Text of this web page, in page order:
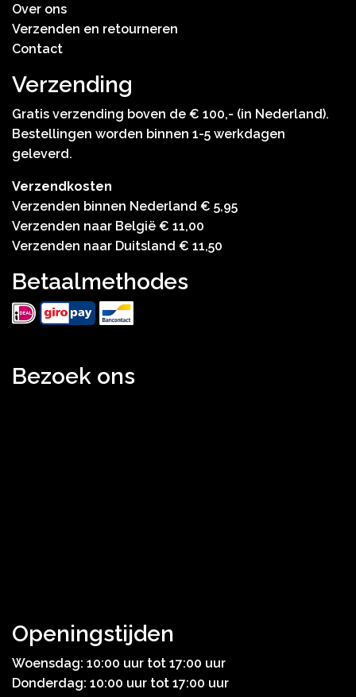
Over ons
Verzenden en retourneren
Contact
Verzending
Gratis verzending boven de € 100,- (in Nederland).
Bestellingen worden binnen 1-5 werkdagen
geleverd.
Verzendkosten
Verzenden binnen Nederland € 5,95
Verzenden naar België € 11,00
Verzenden naar Duitsland € 11,50
Betaalmethodes
Bezoek ons
Openingstijden
Woensdag: 10:00 uur tot 17:00 uur
Donderdag: 10:00 uur tot 17:00 uur